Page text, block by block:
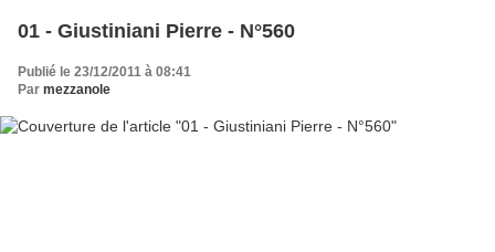
01 - Giustiniani Pierre - N°560
Publié le 23/12/2011 à 08:41
Par mezzanole